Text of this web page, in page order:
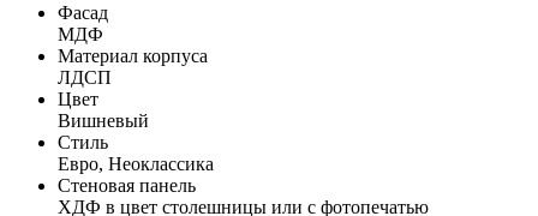
Фасад
МДФ
Материал корпуса
ЛДСП
Цвет
Вишневый
Стиль
Евро, Неоклассика
Стеновая панель
ХДФ в цвет столешницы или с фотопечатью